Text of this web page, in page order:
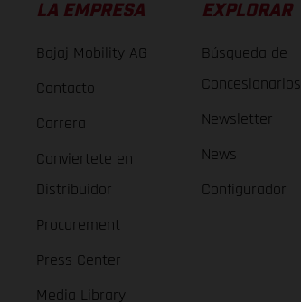
LA EMPRESA
Bajaj Mobility AG
Contacto
Carrera
Conviertete en
Distribuidor
Procurement
Press Center
Media Library
EXPLORAR
Búsqueda de
Concesionarios
Newsletter
News
Configurador